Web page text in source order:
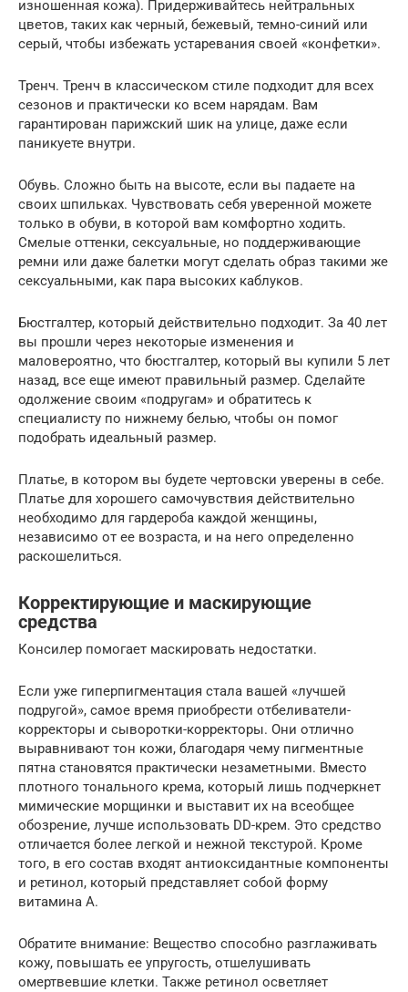
изношенная кожа). Придерживайтесь нейтральных
цветов, таких как черный, бежевый, темно-синий или
серый, чтобы избежать устаревания своей «конфетки».
Тренч. Тренч в классическом стиле подходит для всех
сезонов и практически ко всем нарядам. Вам
гарантирован парижский шик на улице, даже если
паникуете внутри.
Обувь. Сложно быть на высоте, если вы падаете на
своих шпильках. Чувствовать себя уверенной можете
только в обуви, в которой вам комфортно ходить.
Смелые оттенки, сексуальные, но поддерживающие
ремни или даже балетки могут сделать образ такими же
сексуальными, как пара высоких каблуков.
Бюстгалтер, который действительно подходит. За 40 лет
вы прошли через некоторые изменения и
маловероятно, что бюстгалтер, который вы купили 5 лет
назад, все еще имеют правильный размер. Сделайте
одолжение своим «подругам» и обратитесь к
специалисту по нижнему белью, чтобы он помог
подобрать идеальный размер.
Платье, в котором вы будете чертовски уверены в себе.
Платье для хорошего самочувствия действительно
необходимо для гардероба каждой женщины,
независимо от ее возраста, и на него определенно
раскошелиться.
Корректирующие и маскирующие
средства
Консилер помогает маскировать недостатки.
Если уже гиперпигментация стала вашей «лучшей
подругой», самое время приобрести отбеливатели-
корректоры и сыворотки-корректоры. Они отлично
выравнивают тон кожи, благодаря чему пигментные
пятна становятся практически незаметными. Вместо
плотного тонального крема, который лишь подчеркнет
мимические морщинки и выставит их на всеобщее
обозрение, лучше использовать DD-крем. Это средство
отличается более легкой и нежной текстурой. Кроме
того, в его состав входят антиоксидантные компоненты
и ретинол, который представляет собой форму
витамина А.
Обратите внимание: Вещество способно разглаживать
кожу, повышать ее упругость, отшелушивать
омертвевшие клетки. Также ретинол осветляет